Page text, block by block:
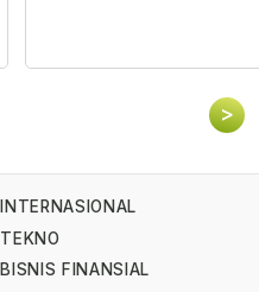
>
INTERNASIONAL
TEKNO
BISNIS FINANSIAL